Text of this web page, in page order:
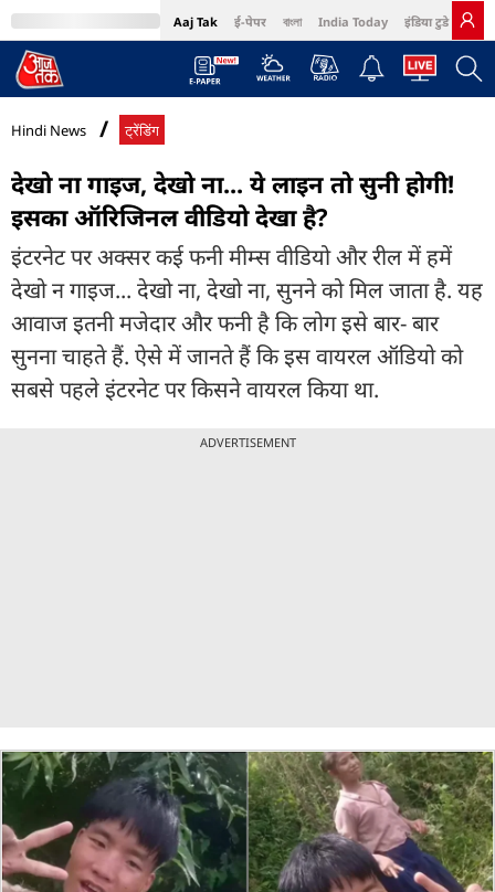
Aaj Tak ई-पेपर বাংলা India Today इंडिया टुडे हिंदी
MumbaiTak Cosmopolitan Harper's Bazaar Northeast
Hindi News ट्रेंडिंग
देखो ना गाइज, देखो ना... ये लाइन तो सुनी होगी!
इसका ऑरिजिनल वीडियो देखा है?
इंटरनेट पर अक्सर कई फनी मीम्स वीडियो और रील में हमें
देखो न गाइज... देखो ना, देखो ना, सुनने को मिल जाता है. यह
आवाज इतनी मजेदार और फनी है कि लोग इसे बार- बार
सुनना चाहते हैं. ऐसे में जानते हैं कि इस वायरल ऑडियो को
सबसे पहले इंटरनेट पर किसने वायरल किया था.
ADVERTISEMENT